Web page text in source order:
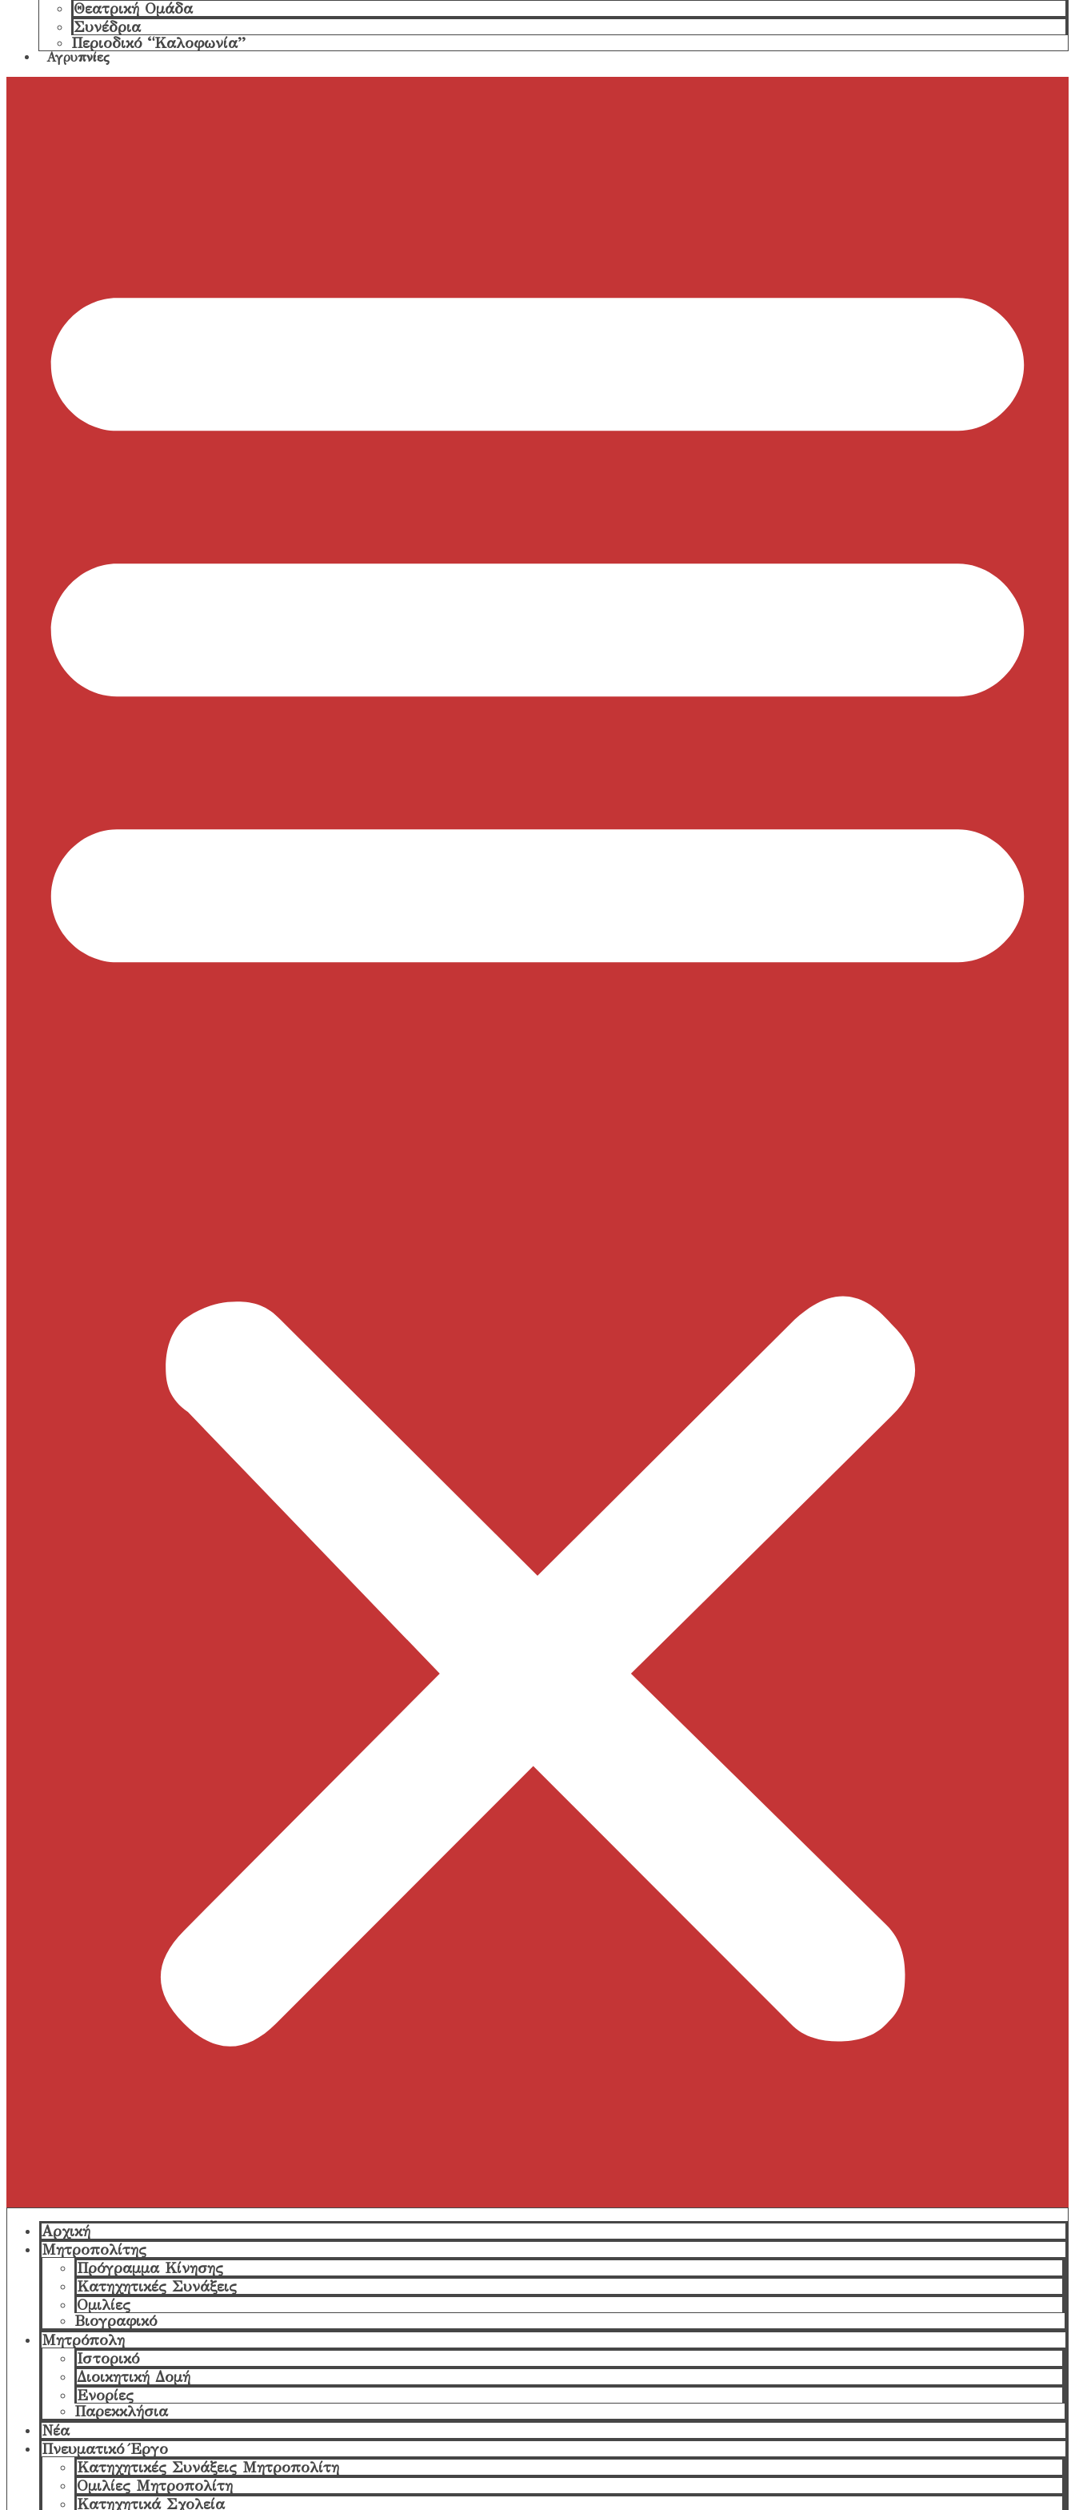
Θεατρική Ομάδα
Συνέδρια
Περιοδικό “Καλοφωνία”
Αγρυπνίες
Αρχική
Μητροπολίτης
Πρόγραμμα Κίνησης
Κατηχητικές Συνάξεις
Ομιλίες
Βιογραφικό
Μητρόπολη
Ιστορικό
Διοικητική Δομή
Ενορίες
Παρεκκλήσια
Νέα
Πνευματικό Έργο
Κατηχητικές Συνάξεις Μητροπολίτη
Ομιλίες Μητροπολίτη
Κατηχητικά Σχολεία